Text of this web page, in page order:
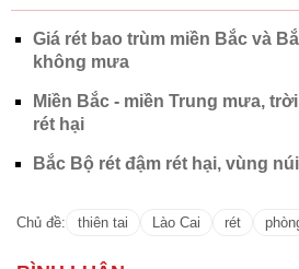
Giá rét bao trùm miền Bắc và
không mưa
Miền Bắc - miền Trung mưa,
rét hại
Bắc Bộ rét đậm rét hại, vùng
Chủ đề: thiên tai Lào Cai rét